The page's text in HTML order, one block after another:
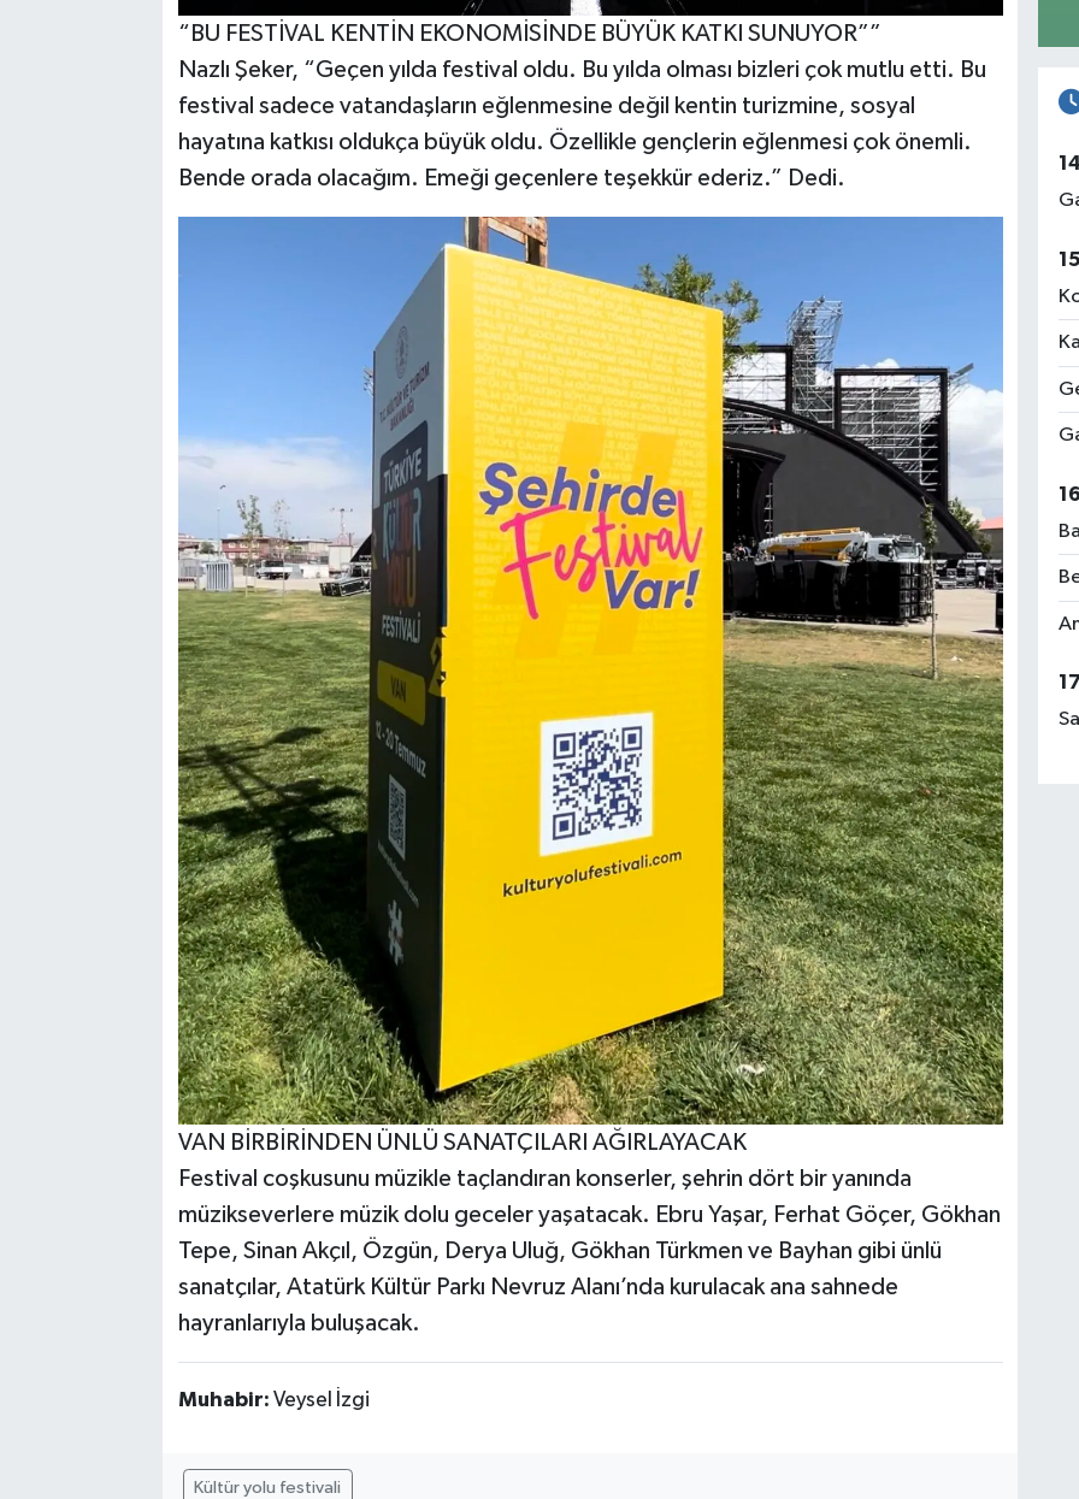
“BU FESTİVAL KENTİN EKONOMİSİNDE BÜYÜK KATKI SUNUYOR””
Nazlı Şeker, “Geçen yılda festival oldu. Bu yılda olması bizleri çok mutlu etti. Bu
festival sadece vatandaşların eğlenmesine değil kentin turizmine, sosyal
hayatına katkısı oldukça büyük oldu. Özellikle gençlerin eğlenmesi çok önemli.
Bende orada olacağım. Emeği geçenlere teşekkür ederiz.” Dedi.
VAN BİRBİRİNDEN ÜNLÜ SANATÇILARI AĞIRLAYACAK
Festival coşkusunu müzikle taçlandıran konserler, şehrin dört bir yanında
müzikseverlere müzik dolu geceler yaşatacak. Ebru Yaşar, Ferhat Göçer, Gökhan
Tepe, Sinan Akçıl, Özgün, Derya Uluğ, Gökhan Türkmen ve Bayhan gibi ünlü
sanatçılar, Atatürk Kültür Parkı Nevruz Alanı’nda kurulacak ana sahnede
hayranlarıyla buluşacak.
Muhabir: Veysel İzgi
Kültür yolu festivali